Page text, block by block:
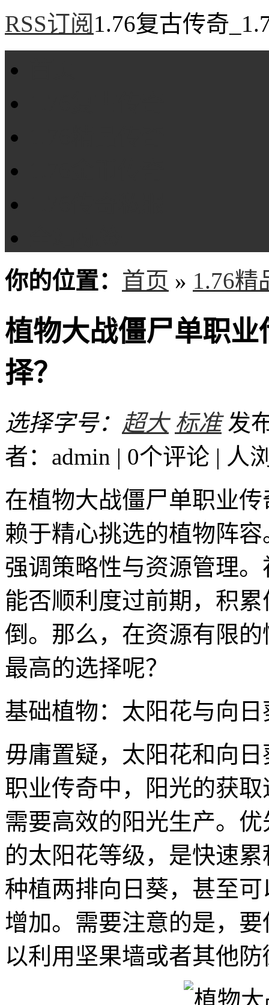
RSS订阅 1.76复古传奇
你的位置： 首页 » 1.76精
植物大战僵尸单职
择？
选择字号： 超大 标准 发
者：admin | 0个评论 | 人
在植物大战僵尸单职业
赖于精心挑选的植物阵
强调策略性与资源管理
能否顺利度过前期，积
倒。那么，在资源有限
最高的选择呢？
基础植物：太阳花与向
毋庸置疑，太阳花和向
职业传奇中，阳光的获
需要高效的阳光生产。
的太阳花等级，是快速
种植两排向日葵，甚至
增加。需要注意的是，
以利用坚果墙或者其他